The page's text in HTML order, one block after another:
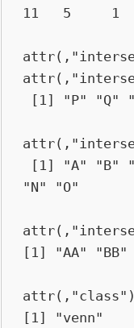
11   5     1   1
"N" "O"
[1] "AA" "BB"
attr(,"class")
[1] "venn"